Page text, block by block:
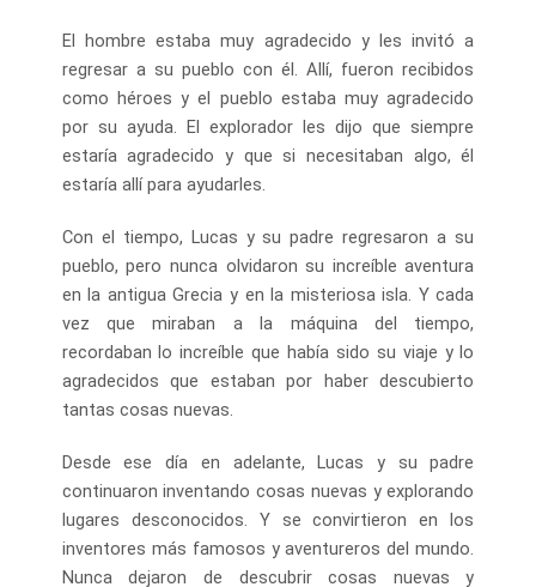
El hombre estaba muy agradecido y les invitó a
regresar a su pueblo con él. Allí, fueron recibidos
como héroes y el pueblo estaba muy agradecido
por su ayuda. El explorador les dijo que siempre
estaría agradecido y que si necesitaban algo, él
estaría allí para ayudarles.
Con el tiempo, Lucas y su padre regresaron a su
pueblo, pero nunca olvidaron su increíble aventura
en la antigua Grecia y en la misteriosa isla. Y cada
vez que miraban a la máquina del tiempo,
recordaban lo increíble que había sido su viaje y lo
agradecidos que estaban por haber descubierto
tantas cosas nuevas.
Desde ese día en adelante, Lucas y su padre
continuaron inventando cosas nuevas y explorando
lugares desconocidos. Y se convirtieron en los
inventores más famosos y aventureros del mundo.
Nunca dejaron de descubrir cosas nuevas y